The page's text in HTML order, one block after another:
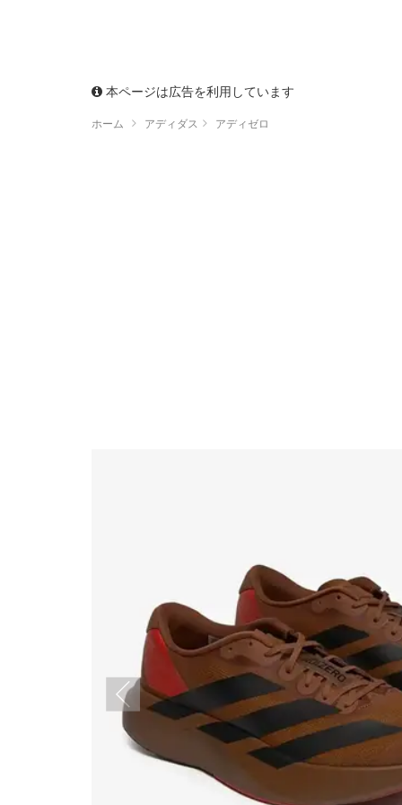
本ページは広告を利用しています
ホーム アディダス アディゼロ